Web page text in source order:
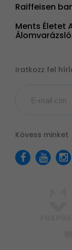
Raiffeisen
Ments Életet
Álomvarázsló
Iratkozz fel
Kövess minket